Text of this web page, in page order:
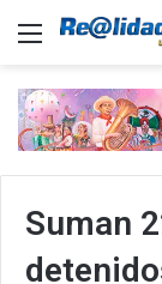
Menu
Suman